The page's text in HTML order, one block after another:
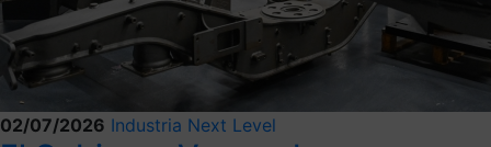
02/07/2026 Industria Next Level